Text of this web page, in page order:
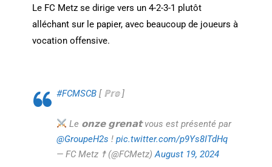
Le FC Metz se dirige vers un 4-2-3-1 plutôt
alléchant sur le papier, avec beaucoup de joueurs à
vocation offensive.
#FCMSCB[ ℙ𝕣𝕠 ]
Le 𝗼𝗻𝘇𝗲 𝗴𝗿𝗲𝗻𝗮𝘁 vous est présenté par
@GroupeH2s ! pic.twitter.com/p9Ys8ITdHq
— FC Metz ☨ (@FCMetz)August 19, 2024